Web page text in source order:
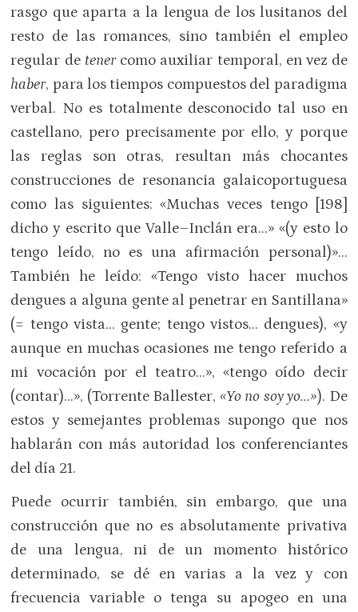
rasgo que aparta a la lengua de los lusitanos del
resto de las romances, sino también el empleo
regular de tenercomo auxiliar temporal, en vez de
haber, para los tiempos compuestos del paradigma
verbal. No es totalmente desconocido tal uso en
castellano, pero precisamente por ello, y porque
las reglas son otras, resultan más chocantes
construcciones de resonancia galaicoportuguesa
como las siguientes: «Muchas veces tengo [198]
dicho y escrito que Valle–Inclán era…» «(y esto lo
tengo leído, no es una afirmación personal)»…
También he leído: «Tengo visto hacer muchos
dengues a alguna gente al penetrar en Santillana»
(= tengo vista… gente; tengo vistos… dengues), «y
aunque en muchas ocasiones me tengo referido a
mi vocación por el teatro…», «tengo oído decir
(contar)…», (Torrente Ballester, «Yo no soy yo…»). De
estos y semejantes problemas supongo que nos
hablarán con más autoridad los conferenciantes
del día 21.
Puede ocurrir también, sin embargo, que una
construcción que no es absolutamente privativa
de una lengua, ni de un momento histórico
determinado, se dé en varias a la vez y con
frecuencia variable o tenga su apogeo en una